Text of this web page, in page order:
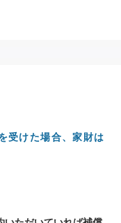
受けた場合、家財は